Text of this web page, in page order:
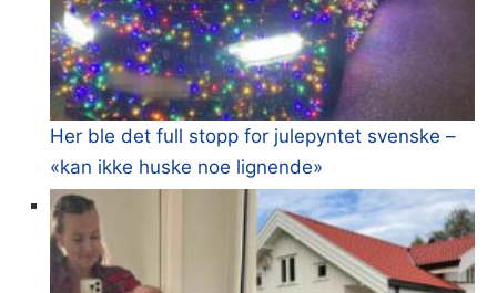
Her ble det full stopp for julepyntet svenske –
«kan ikke huske noe lignende»